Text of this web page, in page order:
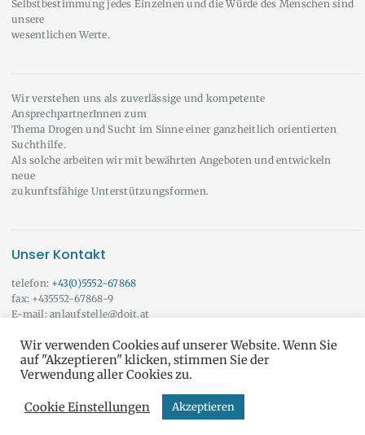
Selbstbestimmung jedes Einzelnen und die Würde des Menschen sind
unsere
wesentlichen Werte.
Wir verstehen uns als zuverlässige und kompetente
AnsprechpartnerInnen zum
Thema Drogen und Sucht im Sinne einer ganzheitlich orientierten
Suchthilfe.
Als solche arbeiten wir mit bewährten Angeboten und entwickeln
neue
zukunftsfähige Unterstützungsformen.
Unser Kontakt
telefon: +43(0)5552-67868
fax: +435552-67868-9
E-mail: anlaufstelle@doit.at
Wir beraten Sie auch gerne außerhalb der angeführten Öffnungszeiten!
Vereinbaren Sie doch einfach einen Termin mit uns.Onlineberatung
do it yourself © Alle Rechte vorbehaltenAGB & DSGVO
Wir verwenden Cookies auf unserer Website. Wenn Sie
auf "Akzeptieren" klicken, stimmen Sie der
Verwendung aller Cookies zu.
Cookie Einstellungen Akzeptieren